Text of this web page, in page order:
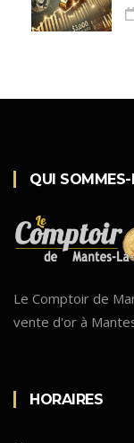
QUI SOMMES-
Le Comptoir de
vente d'or à
HORAIRES